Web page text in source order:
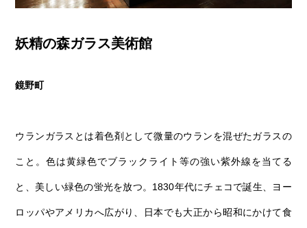
妖精の森ガラス美術館
鏡野町
ウランガラスとは着色剤として微量のウランを混ぜたガラスの
こと。色は黄緑色でブラックライト等の強い紫外線を当てる
と、美しい緑色の蛍光を放つ。1830年代にチェコで誕生、ヨー
ロッパやアメリカへ広がり、日本でも大正から昭和にかけて食